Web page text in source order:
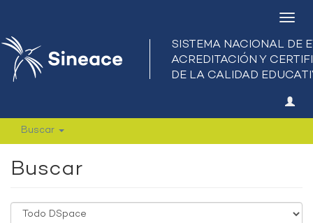
Buscar
Buscar